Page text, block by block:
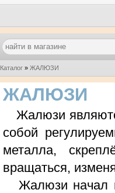
Каталог » ЖАЛЮЗИ
ЖАЛЮЗИ
Жалюзи
собой
металла,
вращаться,
Жалюзи начал